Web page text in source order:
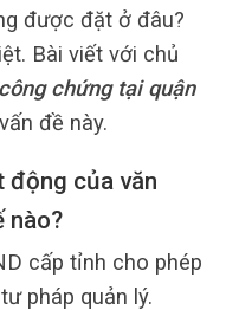
được đặt ở đâu?
Bài viết với chủ
chứng tại quận
đề này.
động của văn
nào?
cấp tỉnh cho phép
pháp quản lý.